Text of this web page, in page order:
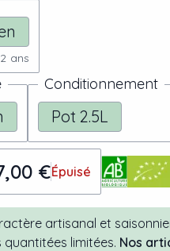
ans
Conditionnement
Pot 2.5L
€Épuisé
artisanal et
quantitées limitées. Nos